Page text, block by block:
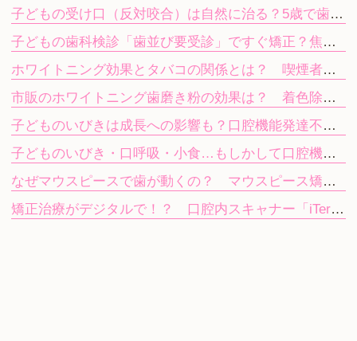
子どもの受け口（反対咬合）は自然に治る？5歳で歯科を受診する目安
子どもの歯科検診「歯並び要受診」ですぐ矯正？焦らず進む次のステップ
ホワイトニング効果とタバコの関係とは？ 喫煙者が知っておきたい注意点
市販のホワイトニング歯磨き粉の効果は？ 着色除去と歯科ホワイトニングの違い
子どものいびきは成長への影響も？口腔機能発達不全症を放置するリスク
子どものいびき・口呼吸・小食…もしかして口腔機能発達不全症？
なぜマウスピースで歯が動くの？ マウスピース矯正（インビザライン）の仕組み
矯正治療がデジタルで！？ 口腔内スキャナー「iTero」で歯型採りの気持ち悪さを軽減